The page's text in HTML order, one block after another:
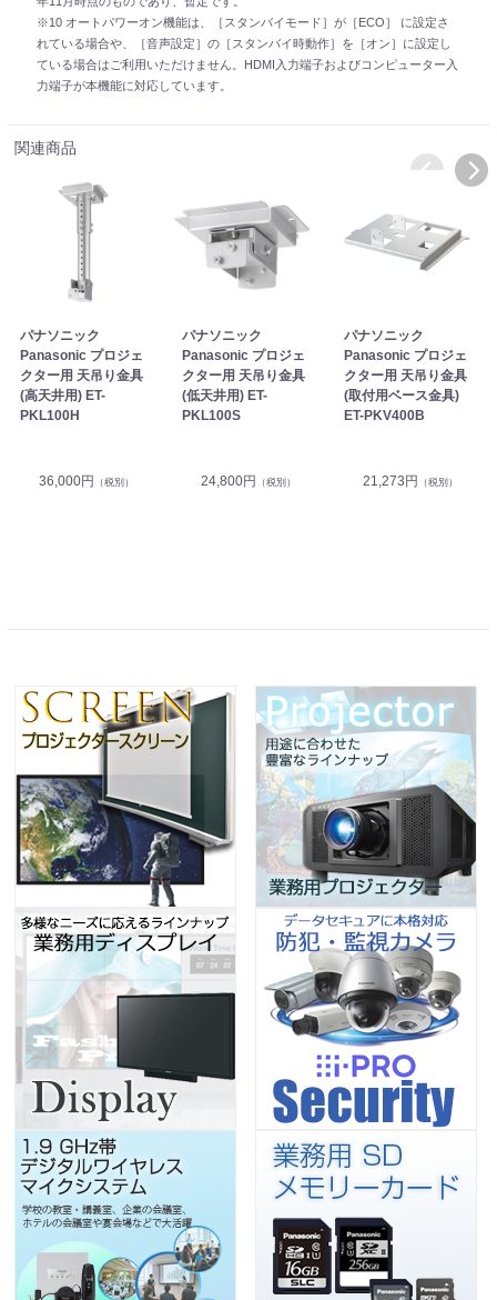
※10 オートパワーオン機能は、［スタンバイモード］が［ECO］ に設定さ
れている場合や、［音声設定］の［スタンバイ時動作］を［オン］に設定し
ている場合はご利用いただけません。HDMI入力端子およびコンピューター入
力端子が本機能に対応しています。
関連商品
パナソニック
Panasonic プロジェ
クター用 天吊り金具
(高天井用) ET-
PKL100H
36,000円 （税別）
パナソニック
Panasonic プロジェ
クター用 天吊り金具
(低天井用) ET-
PKL100S
24,800円 （税別）
パナソニック
Panasonic プロジェ
クター用 天吊り金具
(取付用ベース金具)
ET-PKV400B
21,273円 （税別）